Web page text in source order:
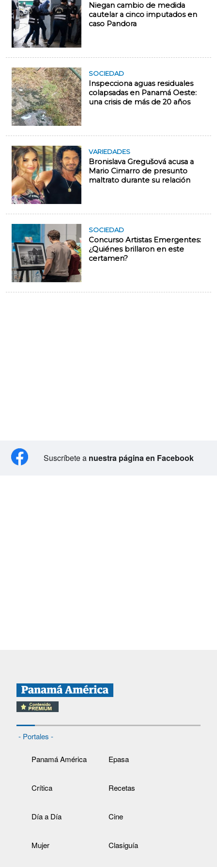
Niegan cambio de medida
cautelar a cinco imputados en
caso Pandora
SOCIEDAD
Inspecciona aguas residuales
colapsadas en Panamá Oeste:
una crisis de más de 20 años
VARIEDADES
Bronislava Gregušová acusa a
Mario Cimarro de presunto
maltrato durante su relación
SOCIEDAD
Concurso Artistas Emergentes:
¿Quiénes brillaron en este
certamen?
Suscríbete a nuestra página en Facebook
- Portales -
Panamá América Epasa
Crítica Recetas
Día a Día Cine
Mujer Clasiguía